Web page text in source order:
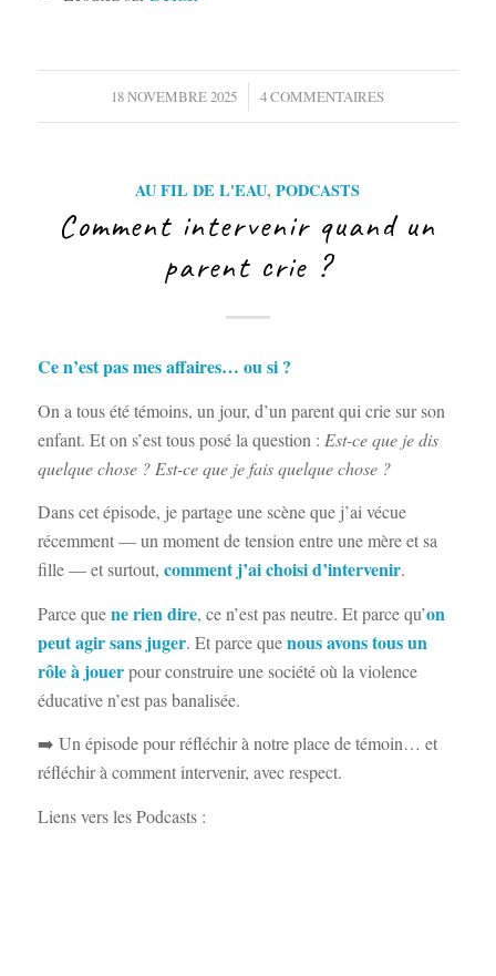
18 NOVEMBRE 2025
/ 4 COMMENTAIRES
AU FIL DE L'EAU,PODCASTS
Comment intervenir quand un
parent crie ?
Ce n’est pas mes affaires… ou si ?
On a tous été témoins, un jour, d’un parent qui crie sur son
enfant. Et on s’est tous posé la question : Est-ce que je dis
quelque chose ? Est-ce que je fais quelque chose ?
Dans cet épisode, je partage une scène que j’ai vécue
récemment — un moment de tension entre une mère et sa
fille — et surtout, comment j’ai choisi d’intervenir.
Parce quene rien dire, ce n’est pas neutre. Et parce qu’on
peut agir sans juger. Et parce quenous avons tous un
rôle à jouerpour construire une société où la violence
éducative n’est pas banalisée.
➡️ Un épisode pour réfléchir à notre place de témoin… et
réfléchir à comment intervenir, avec respect.
Liens vers les Podcasts :